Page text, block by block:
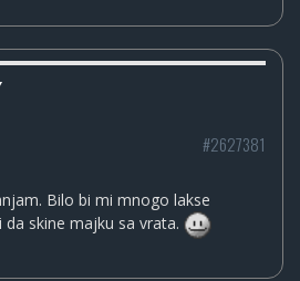
#2627381
Bilo bi mi mnogo lakse
skine majku sa vrata.